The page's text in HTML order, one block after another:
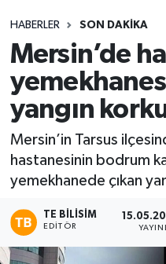
HABERLER SON DAKIKA
Mersin’de
yangın
Mersin’in Tarsus
hastanesinin bodrum
yemekhanede çıkan
TE BILISIM
EDITÖR
Atamalar
Mevzuat
Sendika
Kpss - Sınav
Tüm Manşetler
Son Dakika
Haber Arşivi